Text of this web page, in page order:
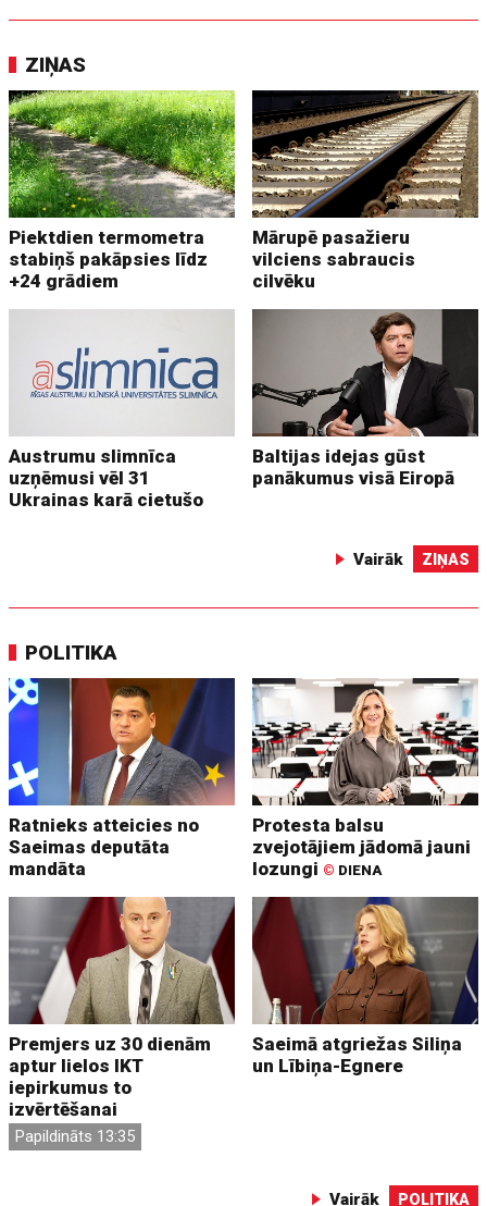
ZIŅAS
Piektdien termometra
stabiņš pakāpsies līdz
+24 grādiem
Mārupē pasažieru
vilciens sabraucis
cilvēku
Austrumu slimnīca
uzņēmusi vēl 31
Ukrainas karā cietušo
Baltijas idejas gūst
panākumus visā Eiropā
Vairāk ZIŅAS
POLITIKA
Ratnieks atteicies no
Saeimas deputāta
mandāta
Protesta balsu
zvejotājiem jādomā jauni
lozungi © DIENA
Premjers uz 30 dienām
aptur lielos IKT
iepirkumus to
izvērtēšanai
Papildināts 13:35
Saeimā atgriežas Siliņa
un Lībiņa-Egnere
Vairāk POLITIKA